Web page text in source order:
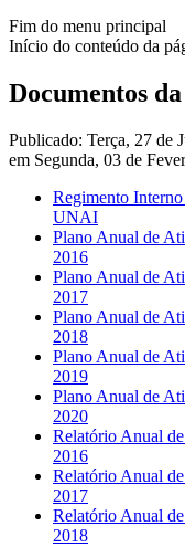
Fim do menu principal
Início do conteúdo da
Documentos
Publicado: Terça, 27 de
em Segunda, 03 de
Regimento
UNAI
Plano Anual de
2016
Plano Anual de
2017
Plano Anual de
2018
Plano Anual de
2019
Plano Anual de
2020
Relatório Anual
2016
Relatório Anual
2017
Relatório Anual
2018